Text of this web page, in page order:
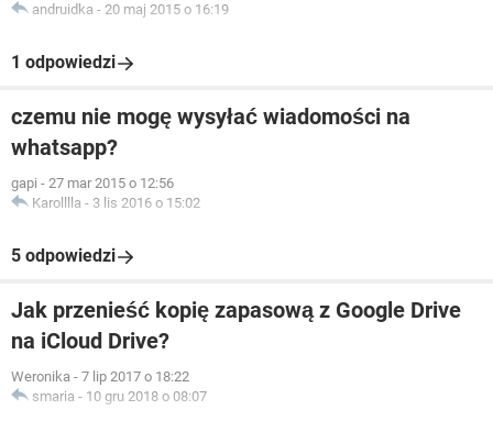
andruidka - 20 maj 2015 o 16:19
1 odpowiedzi
czemu nie mogę wysyłać wiadomości na
whatsapp?
gapi - 27 mar 2015 o 12:56
Karolllla - 3 lis 2016 o 15:02
5 odpowiedzi
Jak przenieść kopię zapasową z Google Drive
na iCloud Drive?
Weronika - 7 lip 2017 o 18:22
smaria - 10 gru 2018 o 08:07